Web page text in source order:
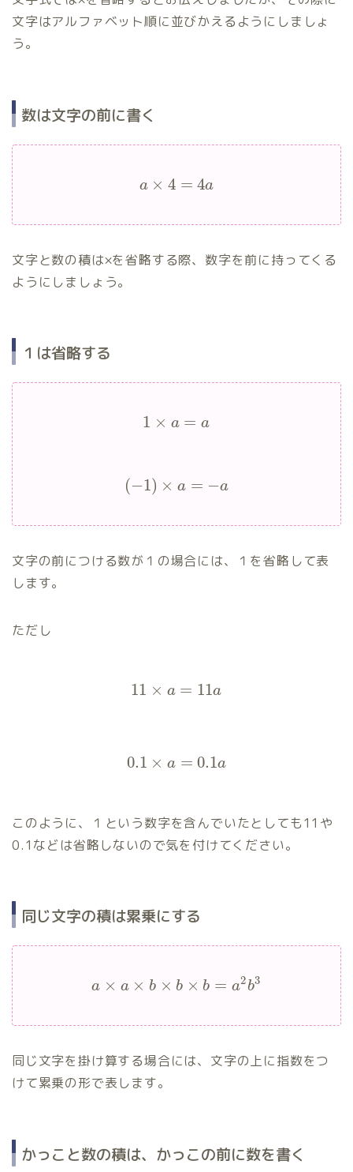
文字はアルファベット順に並びかえるようにしましょ
う。
数は文字の前に書く
a × 4 = 4a
文字と数の積は×を省略する際、数字を前に持ってくる
ようにしましょう。
１は省略する
1 × a = a
(−1) × a = −a
文字の前につける数が１の場合には、１を省略して表
します。
ただし
11 × a = 11a
0.1 × a = 0.1a
このように、１という数字を含んでいたとしても11や
0.1などは省略しないので気を付けてください。
同じ文字の積は累乗にする
a × a × b × b × b = a2b3
同じ文字を掛け算する場合には、文字の上に指数をつ
けて累乗の形で表します。
かっこと数の積は、かっこの前に数を書く